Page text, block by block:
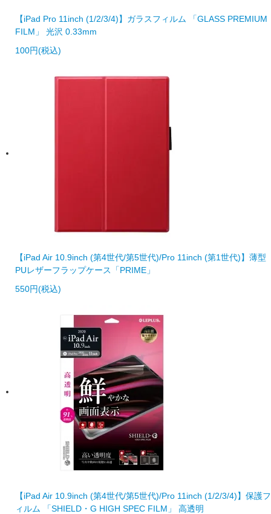
【iPad Pro 11inch (1/2/3/4)】ガラスフィルム 「GLASS PREMIUM
FILM」 光沢 0.33mm
100円(税込)
【iPad Air 10.9inch (第4世代/第5世代)/Pro 11inch (第1世代)】薄型
PUレザーフラップケース「PRIME」
550円(税込)
【iPad Air 10.9inch (第4世代/第5世代)/Pro 11inch (1/2/3/4)】保護フ
ィルム 「SHIELD・G HIGH SPEC FILM」 高透明